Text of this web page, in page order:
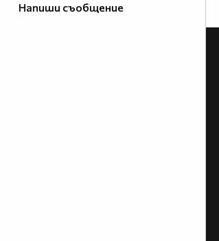
Напиши съобщение